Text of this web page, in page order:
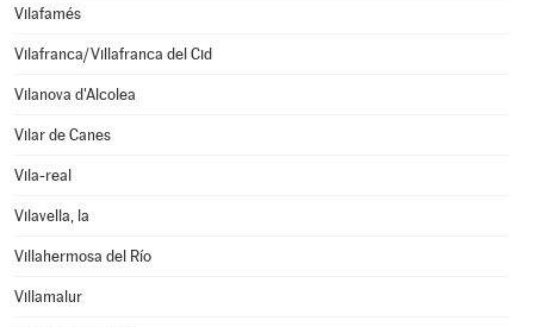
Vilafamés
Vilafranca/Villafranca del Cid
Vilanova d'Alcolea
Vilar de Canes
Vila-real
Vilavella, la
Villahermosa del Río
Villamalur